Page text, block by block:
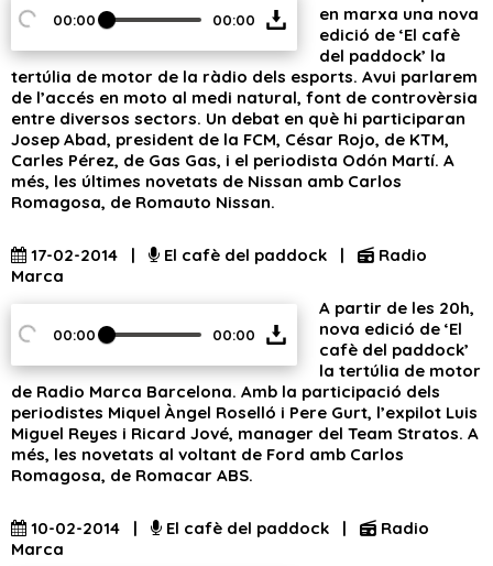
00:00 00:00
en marxa una nova
edició de ‘El cafè
del paddock’ la
tertúlia de motor de la ràdio dels esports. Avui parlarem
de l’accés en moto al medi natural, font de controvèrsia
entre diversos sectors. Un debat en què hi participaran
Josep Abad, president de la FCM, César Rojo, de KTM,
Carles Pérez, de Gas Gas, i el periodista Odón Martí. A
més, les últimes novetats de Nissan amb Carlos
Romagosa, de Romauto Nissan.
17-02-2014 | El cafè del paddock |
Radio
Marca
00:00 00:00
A partir de les 20h,
nova edició de ‘El
cafè del paddock’
la tertúlia de motor
de Radio Marca Barcelona. Amb la participació dels
periodistes Miquel Àngel Roselló i Pere Gurt, l’expilot Luis
Miguel Reyes i Ricard Jové, manager del Team Stratos. A
més, les novetats al voltant de Ford amb Carlos
Romagosa, de Romacar ABS.
10-02-2014 | El cafè del paddock |
Radio
Marca